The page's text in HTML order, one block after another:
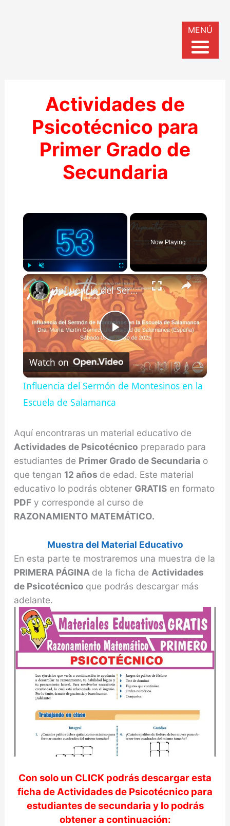
Actividades de
Psicotécnico para
Primer Grado de
Secundaria
×
Play Unmute Fullscreen
Now Playing
×
Play
Video
Influencia del Sermón de Montesinos en la Escuela de Salamanca
Watch on
Influencia del Sermón de Montesinos en la
Escuela de Salamanca
Aquí encontraras un material educativo de
Actividades de Psicotécnico preparado para
estudiantes de Primer Grado de Secundaria o
que tengan 12 años de edad. Este material
educativo lo podrás obtener GRATISen formato
PDFy corresponde al curso de
RAZONAMIENTO MATEMÁTICO.
Muestra del Material Educativo
En esta parte te mostraremos una muestra de la
PRIMERA PÁGINA de la ficha de Actividades
de Psicotécnico que podrás descargar más
adelante.
Con solo un CLICK podrás descargar esta
ficha de Actividades de Psicotécnico para
estudiantes de secundaria y lo podrás
obtener a continuación:
MENÚ